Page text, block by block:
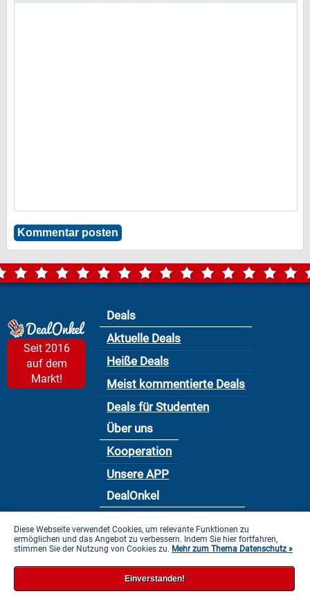
Seit 2016
auf dem
Markt!
Deals
Aktuelle Deals
Heiße Deals
Meist kommentierte Deals
Deals für Studenten
Über uns
Kooperation
Unsere APP
DealOnkel
Datenschutzbestimmung
Impressum
Diese Webseite verwendet Cookies, um relevante Funktionen zu
ermöglichen und das Angebot zu verbessern. Indem Sie hier fortfahren,
stimmen Sie der Nutzung von Cookies zu. Mehr zum Thema Datenschutz »